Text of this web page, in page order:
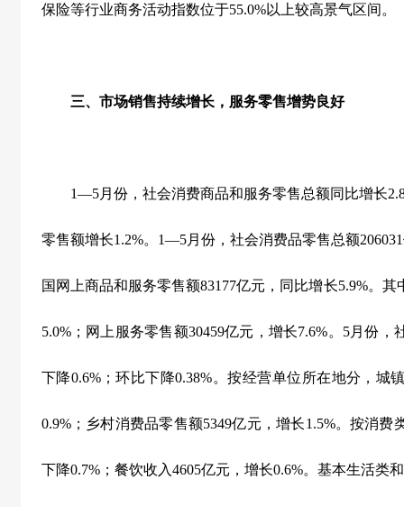
保险等行业商务活动指数位于55.0%以上较高景气区间。
三、市场销售持续增长，服务零售增势良好
1—5月份，社会消费商品和服务零售总额同比增长
零售额增长1.2%。 1—5月份，社会消费品零售总额206031
国网上商品和服务零售额83177亿元，同比增长5.9%。其
5.0% ；网上服务零售额30459亿元，增长7.6%。 5月份，
下降0.6%；环比下降0.38%。按经营单位所在地分，城
0.9% ；乡村消费品零售额5349亿元，增长1.5%。按消费
下降0.7% ；餐饮收入4605亿元，增长0.6%。基本生活类